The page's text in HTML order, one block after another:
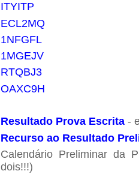
ITYITP
ECL2MQ
1NFGFL
1MGEJV
RTQBJ3
OAXC9H
Resultado Prova Escrita -
Recurso ao Resultado
Calendário Preliminar da
dois!!!)